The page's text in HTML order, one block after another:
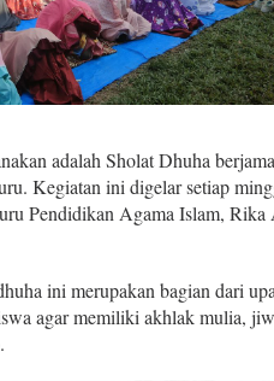
adalah Sholat Dhuha
Kegiatan ini digelar setiap
Pendidikan Agama Islam, Rika
ini merupakan bagian dari
agar memiliki akhlak mulia,